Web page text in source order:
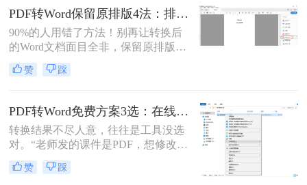
许多用户的刚需。那么pdf怎么转换成
word文档呢？本文将详细介绍五种常
用的PDF转Word方法，帮助您选择最
适合自己的解决方案。
PDF转Word保留原排版4法：排版优先模式、OCR选项和格式修复全流程！
90%的人用错了方法！别再让转换后
的Word文档面目全非，保留原排版的
秘密就在这里。“这表格怎么全乱
了？”、“字体全变了，我还得一个个
PDF转为Word文档时，最崩溃的瞬
间。一份精心排版的PDF报告，转换
后却变成需要“二次加工”的混乱文
档，不仅浪费时间，更可能引发关键
信息错漏的风险。那么pdf转word怎么
保留原排版呢？
赞 踩
PDF转Word免费方案3选：在线免费额度、客户端试用和Word自带的区别！
转换结果不尽人意，往往是工具没选
对。“老师发的课件是PDF，想修改内
容怎么办？”“客户发来的合同是
PDF，需要调整条款怎么处理？”从事
赞 踩